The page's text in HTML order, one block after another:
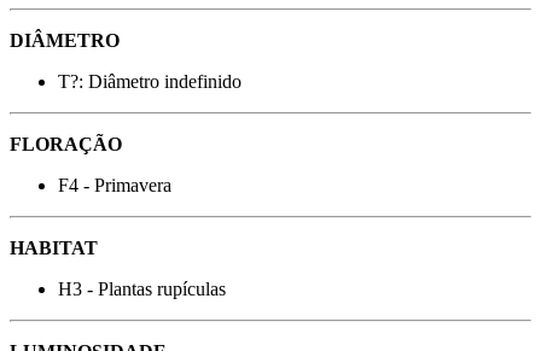
DIÂMETRO
T?: Diâmetro indefinido
FLORAÇÃO
F4 - Primavera
HABITAT
H3 - Plantas rupículas